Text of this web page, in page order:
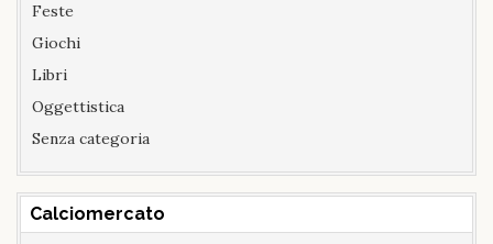
Feste
Giochi
Libri
Oggettistica
Senza categoria
Calciomercato